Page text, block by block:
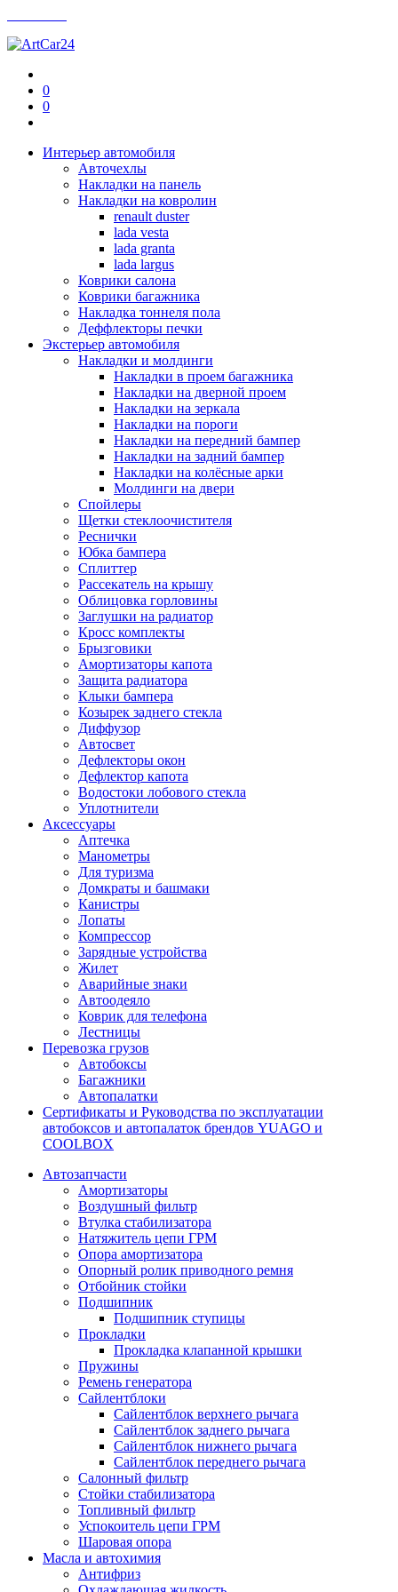
0
0
Интерьер автомобиля
Авточехлы
Накладки на панель
Накладки на ковролин
renault duster
lada vesta
lada granta
lada largus
Коврики салона
Коврики багажника
Накладка тоннеля пола
Деффлекторы печки
Экстерьер автомобиля
Накладки и молдинги
Накладки в проем багажника
Накладки на дверной проем
Накладки на зеркала
Накладки на пороги
Накладки на передний бампер
Накладки на задний бампер
Накладки на колёсные арки
Молдинги на двери
Спойлеры
Щетки стеклоочистителя
Реснички
Юбка бампера
Сплиттер
Рассекатель на крышу
Облицовка горловины
Заглушки на радиатор
Кросс комплекты
Брызговики
Амортизаторы капота
Защита радиатора
Клыки бампера
Козырек заднего стекла
Диффузор
Автосвет
Дефлекторы окон
Дефлектор капота
Водостоки лобового стекла
Уплотнители
Аксессуары
Аптечка
Манометры
Для туризма
Домкраты и башмаки
Канистры
Лопаты
Компрессор
Зарядные устройства
Жилет
Аварийные знаки
Автоодеяло
Коврик для телефона
Лестницы
Перевозка грузов
Автобоксы
Багажники
Автопалатки
Сертификаты и Руководства по эксплуатации
автобоксов и автопалаток брендов YUAGO и
COOLBOX
Автозапчасти
Амортизаторы
Воздушный фильтр
Втулка стабилизатора
Натяжитель цепи ГРМ
Опора амортизатора
Опорный ролик приводного ремня
Отбойник стойки
Подшипник
Подшипник ступицы
Прокладки
Прокладка клапанной крышки
Пружины
Ремень генератора
Сайлентблоки
Сайлентблок верхнего рычага
Сайлентблок заднего рычага
Сайлентблок нижнего рычага
Сайлентблок переднего рычага
Салонный фильтр
Стойки стабилизатора
Топливный фильтр
Успокоитель цепи ГРМ
Шаровая опора
Масла и автохимия
Антифриз